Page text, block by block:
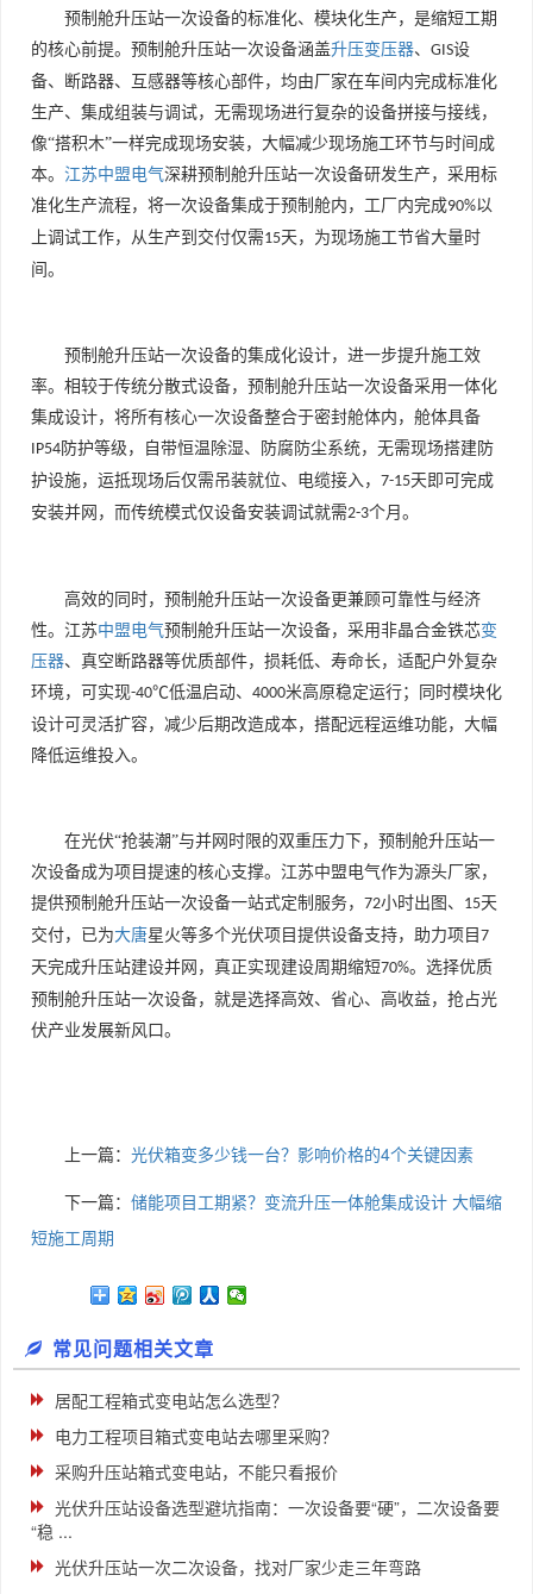
预制舱升压站一次设备的标准化、模块化生产，是缩短工期
的核心前提。预制舱升压站一次设备涵盖升压变压器、 GIS设
备、断路器、互感器等核心部件，均由厂家在车间内完成标准化
生产、集成组装与调试，无需现场进行复杂的设备拼接与接线，
像“搭积木”一样完成现场安装，大幅减少现场施工环节与时间成
本。 江苏中盟电气深耕预制舱升压站一次设备研发生产，采用标
准化生产流程，将一次设备集成于预制舱内，工厂内完成90%以
上调试工作，从生产到交付仅需15天，为现场施工节省大量时
间。
预制舱升压站一次设备的集成化设计，进一步提升施工效
率。相较于传统分散式设备，预制舱升压站一次设备采用一体化
集成设计，将所有核心一次设备整合于密封舱体内，舱体具备
IP54防护等级，自带恒温除湿、防腐防尘系统，无需现场搭建防
护设施，运抵现场后仅需吊装就位、电缆接入， 7-15天即可完成
安装并网，而传统模式仅设备安装调试就需2-3个月。
高效的同时，预制舱升压站一次设备更兼顾可靠性与经济
性。江苏中盟电气预制舱升压站一次设备，采用非晶合金铁芯变
压器、真空断路器等优质部件，损耗低、寿命长，适配户外复杂
环境，可实现-40℃低温启动、 4000米高原稳定运行；同时模块化
设计可灵活扩容，减少后期改造成本，搭配远程运维功能，大幅
降低运维投入。
在光伏“抢装潮”与并网时限的双重压力下，预制舱升压站一
次设备成为项目提速的核心支撑。江苏中盟电气作为源头厂家，
提供预制舱升压站一次设备一站式定制服务， 72小时出图、 15天
交付，已为大唐星火等多个光伏项目提供设备支持，助力项目 7
天完成升压站建设并网，真正实现建设周期缩短70%。选择优质
预制舱升压站一次设备，就是选择高效、省心、高收益，抢占光
伏产业发展新风口。
上一篇： 光伏箱变多少钱一台？影响价格的4个关键因素
下一篇： 储能项目工期紧？变流升压一体舱集成设计 大幅缩
短施工周期
常见问题相关文章
居配工程箱式变电站怎么选型？
电力工程项目箱式变电站去哪里采购？
采购升压站箱式变电站，不能只看报价
光伏升压站设备选型避坑指南：一次设备要“硬”，二次设备要
“稳 ...
光伏升压站一次二次设备，找对厂家少走三年弯路